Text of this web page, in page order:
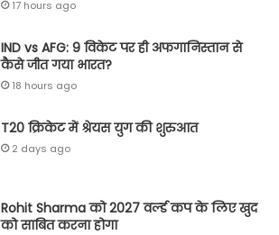
17 hours ago
IND vs AFG: 9 विकेट पर ही अफगानिस्तान से
कैसे जीत गया भारत?
18 hours ago
T20 क्रिकेट में श्रेयस युग की शुरुआत
2 days ago
Rohit Sharma को 2027 वर्ल्‍ड कप के लिए खुद
को साबित करना होगा